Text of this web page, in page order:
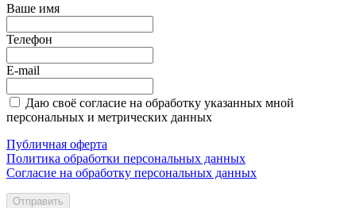
Ваше имя
Телефон
E-mail
Даю своё согласие на обработку указанных мной
персональных и метрических данных
Публичная оферта
Политика обработки персональных данных
Согласие на обработку персональных данных
Отправить